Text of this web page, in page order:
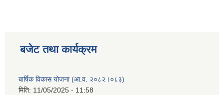
बजेट तथा कार्यक्रम
बार्षिक विकास योजना (आ.व. २०८२।०८३)
मिति: 11/05/2025 - 11:58